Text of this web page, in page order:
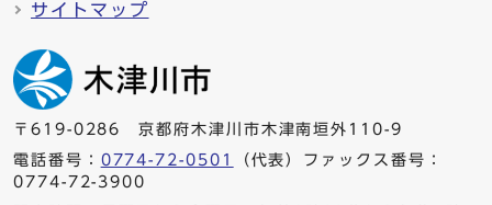
サイトマップ
〒619-0286 京都府木津川市木津南垣外110-9
電話番号： 0774-72-0501
（代表）ファックス番号：
0774-72-3900